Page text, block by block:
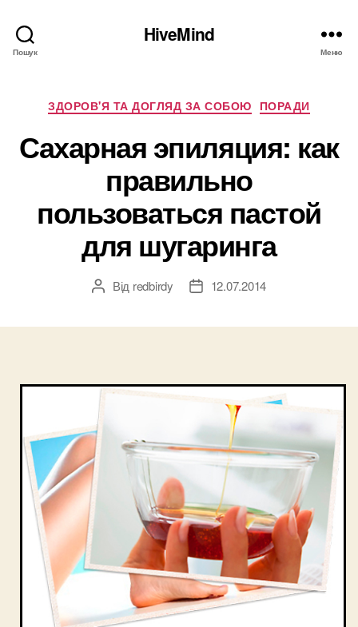
Пошук
HiveMind
Меню
Категорії
ЗДОРОВ'Я ТА ДОГЛЯД ЗА СОБОЮ ПОРАДИ
Сахарная эпиляция: как
правильно
пользоваться пастой
для шугаринга
Автор
Від redbirdy
Дата12.07.2014